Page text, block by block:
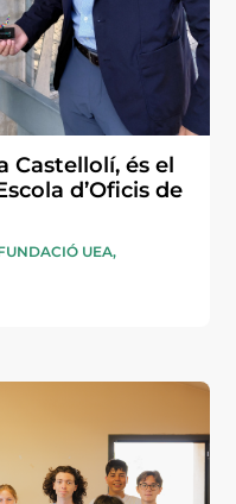
Castellolí, és el
d’Oficis de
UEA,